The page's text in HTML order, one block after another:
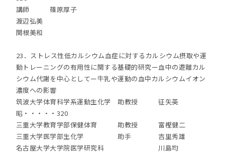
講師 篠原厚子
渡辺弘美
関根美和
23．ストレス性低カルシウム血症に対するカルシウム摂取や運
動トレーニングの有用性に関する基礎的研究ー血中の遊離カル
シウム代謝を中心としてー牛乳や運動の血中カルシウムイオン
濃度への影響
筑波大学体育科学系運動生化学 助教授 征矢英
昭・・・・・320
三重大学教育学部保健体育 助教授 富樫健二
三重大学医学部生化学 助手 吉里秀雄
名古屋大学大学院医学研究科 川島均